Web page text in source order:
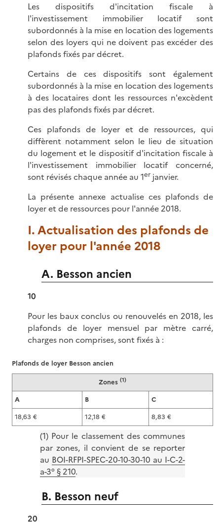
Les dispositifs d'incitation fiscale à
l'investissement immobilier locatif sont
subordonnés à la mise en location des logements
selon des loyers qui ne doivent pas excéder des
plafonds fixés par décret.
Certains de ces dispositifs sont également
subordonnés à la mise en location des logements
à des locataires dont les ressources n'excèdent
pas des plafonds fixés par décret.
Ces plafonds de loyer et de ressources, qui
diffèrent notamment selon le lieu de situation
du logement et le dispositif d'incitation fiscale à
l'investissement immobilier locatif concerné,
sont révisés chaque année au 1er janvier.
La présente annexe actualise ces plafonds de
loyer et de ressources pour l'année 2018.
I. Actualisation des plafonds de
loyer pour l'année 2018
A. Besson ancien
10
Pour les baux conclus ou renouvelés en 2018, les
plafonds de loyer mensuel par mètre carré,
charges non comprises, sont fixés à :
Zones (1)
A B
C
18,63 €
12,18 € 8,83 €
Plafonds de loyer Besson ancien
(1) Pour le classement des communes
par zones, il convient de se reporter
au BOI-RFPI-SPEC-20-10-30-10 au I-C-2-
a-3° § 210.
B. Besson neuf
20